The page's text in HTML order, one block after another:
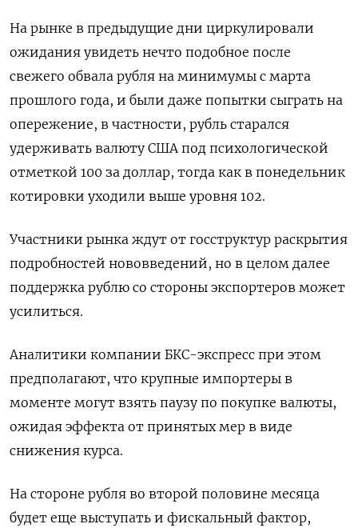
На рынке в предыдущие дни циркулировали
ожидания увидеть нечто подобное после
свежего обвала рубля на минимумы с марта
прошлого года, и были даже попытки сыграть на
опережение, в частности, рубль старался
удерживать валюту США под психологической
отметкой 100 за доллар, тогда как в понедельник
котировки уходили выше уровня 102.
Участники рынка ждут от госструктур раскрытия
подробностей нововведений, но в целом далее
поддержка рублю со стороны экспортеров может
усилиться.
Аналитики компании БКС-экспресс при этом
предполагают, что крупные импортеры в
моменте могут взять паузу по покупке валюты,
ожидая эффекта от принятых мер в виде
снижения курса.
На стороне рубля во второй половине месяца
будет еще выступать и фискальный фактор,